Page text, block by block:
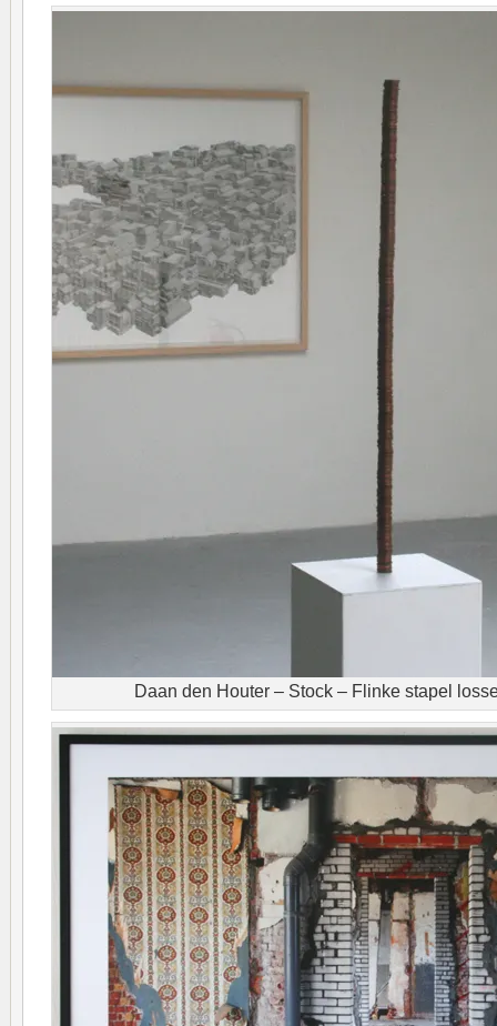
Daan den Houter – Stock – Flinke stapel